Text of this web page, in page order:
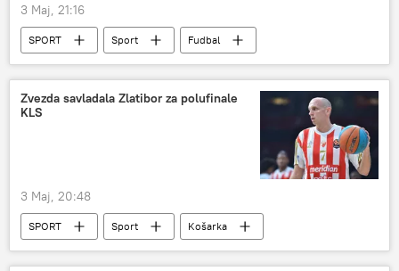
3 Maj, 21:16
SPORT Sport
Fudbal
Dušan Vlahović
Zvezda savladala Zlatibor za polufinale
KLS
3 Maj, 20:48
SPORT Sport
Košarka
Košarkaška liga Srbije (KLS)